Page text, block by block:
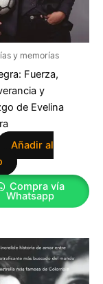
y memorías
Fuerza,
y
de Evelina
Añadir al
Compra vía
Whatsapp